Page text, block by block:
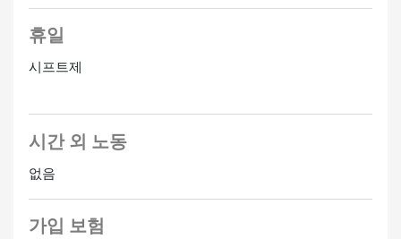
휴일
시프트제
시간 외 노동
없음
가입 보험